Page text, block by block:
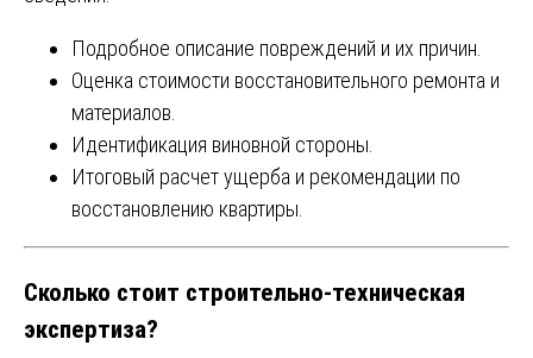
Подробное описание повреждений и их причин.
Оценка стоимости восстановительного ремонта и
материалов.
Идентификация виновной стороны.
Итоговый расчет ущерба и рекомендации по
восстановлению квартиры.
Сколько стоит строительно-техническая
экспертиза?